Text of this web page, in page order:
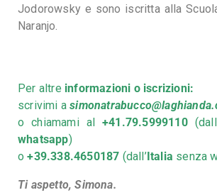
Jodorowsky e sono iscritta alla
Naranjo.
Per altre informazioni o iscrizioni:
scrivimi a
o chiamami al +41.79.5999110
whatsapp)
o+39.338.4650187 (dall’Italia senza
Ti aspetto, Simona.